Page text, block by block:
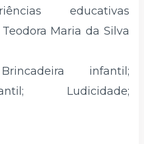
educativas
Maria da Silva
Brincadeira infantil;
Ludicidade;